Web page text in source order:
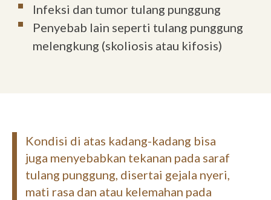
Infeksi dan tumor tulang punggung
Penyebab lain seperti tulang punggung
melengkung (skoliosis atau kifosis)
Kondisi di atas kadang-kadang bisa
juga menyebabkan tekanan pada saraf
tulang punggung, disertai gejala nyeri,
mati rasa dan atau kelemahan pada